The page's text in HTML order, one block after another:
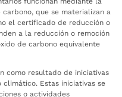
que se materializan a
el certificado de reducción o
a la reducción o remoción
de carbono equivalente
como resultado de iniciativas
Estas iniciativas se
o actividades